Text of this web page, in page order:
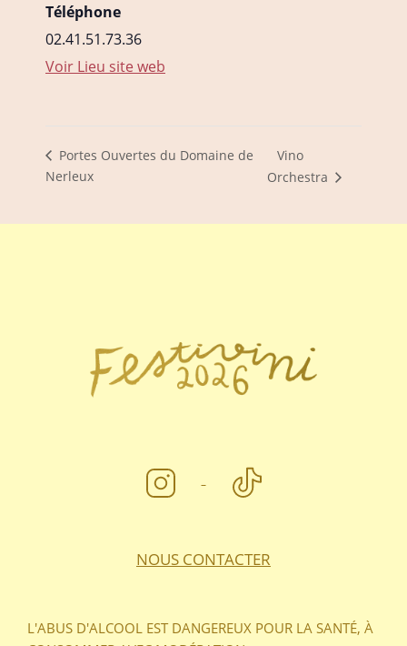
Téléphone
02.41.51.73.36
Voir Lieu site web
Portes Ouvertes du Domaine de
Nerleux
Vino
Orchestra
NOUS CONTACTER
L'ABUS D'ALCOOL EST DANGEREUX POUR LA SANTÉ, À